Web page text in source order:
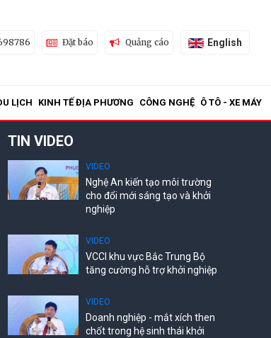
Đặt báo Quảng cáo English
LỊCH KINH TẾ ĐỊA PHƯƠNG CÔNG NGHỆ Ô TÔ - XE MÁY
TIN VIDEO
VIDEO
Nghệ An kiến tạo môi trường
cho đổi mới sáng tạo và khởi
nghiệp
VIDEO
VCCI khu vực Bắc Trung Bộ
tăng cường hỗ trợ khởi nghiệp
VIDEO
Doanh nghiệp - mắt xích then
chốt trong hệ sinh thái khởi